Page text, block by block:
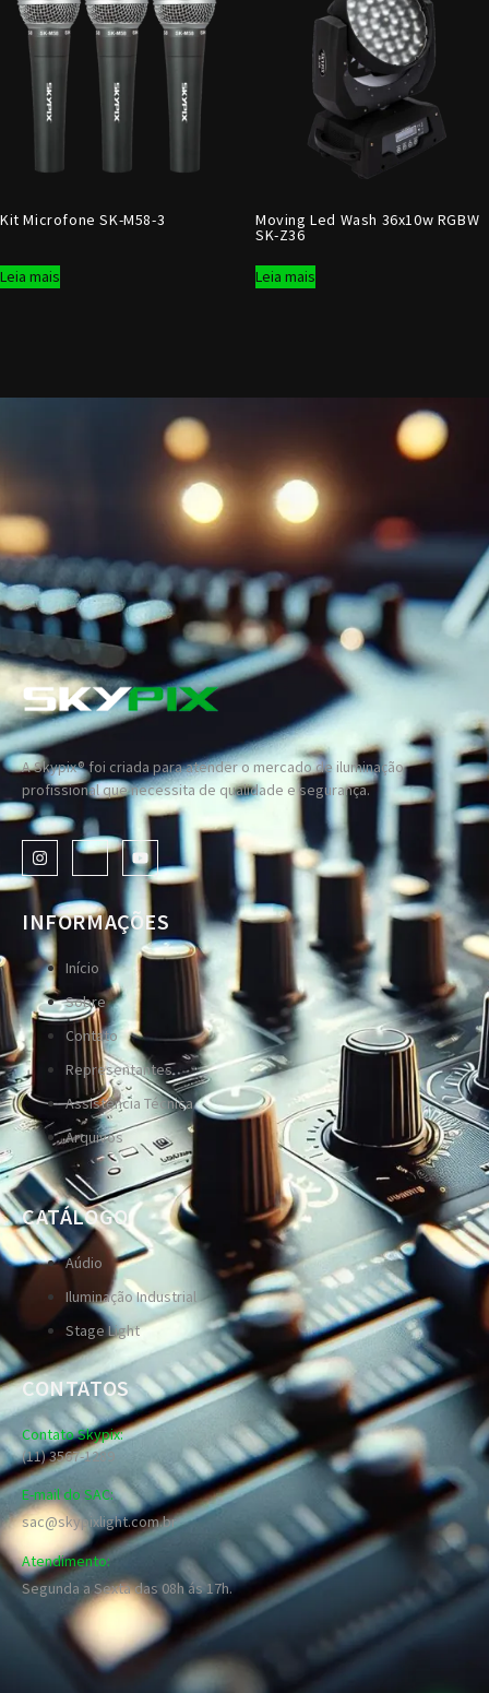
Kit Microfone SK-M58-3
Leia mais
Moving Led Wash 36x10w RGBW
SK-Z36
Leia mais
A Skypix® foi criada para atender o mercado de iluminação
profissional que necessita de qualidade e segurança.
INFORMAÇÕES
Início
Sobre
Contato
Representantes
Assistência Técnica
Arquivos
CATÁLOGO
Aúdio
Iluminação Industrial
Stage Light
CONTATOS
Contato Skypix:
(11) 3567-1289
E-mail do SAC:
sac@skypixlight.com.br
Atendimento:
Segunda a Sexta das 08h ás 17h.